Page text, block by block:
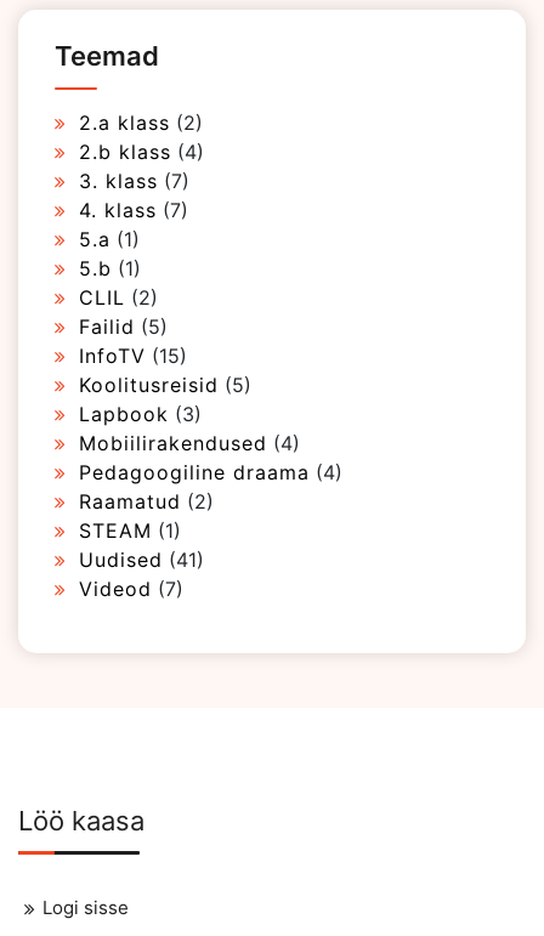
Teemad
2.a klass (2)
2.b klass (4)
3. klass (7)
4. klass (7)
5.a (1)
5.b (1)
CLIL (2)
Failid (5)
InfoTV (15)
Koolitusreisid (5)
Lapbook (3)
Mobiilirakendused (4)
Pedagoogiline draama (4)
Raamatud (2)
STEAM (1)
Uudised (41)
Videod (7)
Löö kaasa
Logi sisse